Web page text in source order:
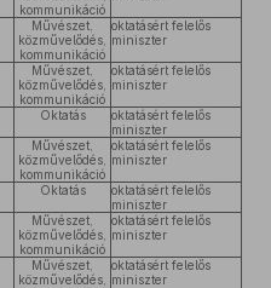
kommunikáció
Művészet,
közművelődés,
kommunikáció
oktatásért felelős
miniszter
Művészet,
közművelődés,
kommunikáció
oktatásért felelős
miniszter
Oktatás
oktatásért felelős
miniszter
Művészet,
közművelődés,
kommunikáció
oktatásért felelős
miniszter
Oktatás
oktatásért felelős
miniszter
Művészet,
közművelődés,
kommunikáció
oktatásért felelős
miniszter
Művészet,
közművelődés,
oktatásért felelős
miniszter